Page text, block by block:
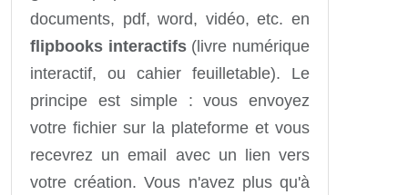
documents, pdf, word, vidéo, etc. en
flipbooks interactifs(livre numérique
interactif, ou cahier feuilletable). Le
principe est simple : vous envoyez
votre fichier sur la plateforme et vous
recevrez un email avec un lien vers
votre création. Vous n'avez plus qu'à